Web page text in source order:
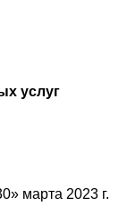
услуг
марта 2023 г.